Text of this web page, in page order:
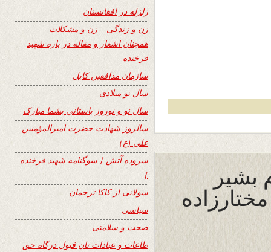
بشیر
زلزله در افغانستان
زن و زندگی – زن و مشکلات –
همچنان اشعار و مقاله در باره شهید
فرخنده
سازمان مدافعین کابل
سال نو میلادی
سال نو و نوروز باستانی بشما مبارک
سالروز شهادت حضرت امیرالمؤمنین
علی (ع)
سروده آتش { سوگنامه شهید فرخنده
}
سولاتی از کاکا ترجمان
سیاسی
صحت و سلامتی
طاعات و عبادات تان قبول درگاه حق